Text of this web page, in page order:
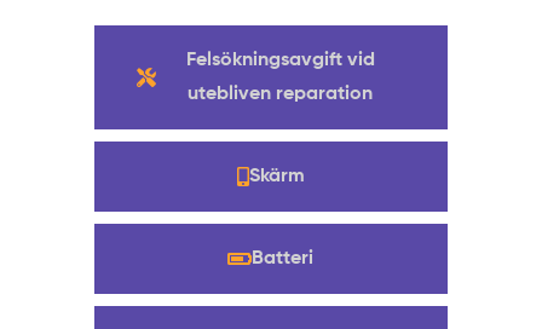
Felsökningsavgift vid
utebliven reparation
Skärm
Batteri